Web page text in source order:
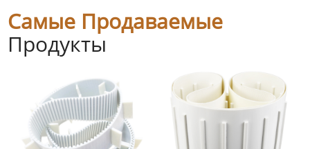
Самые Продаваемые
Продукты